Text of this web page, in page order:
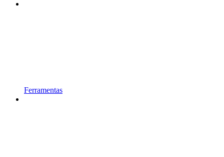
Ferramentas